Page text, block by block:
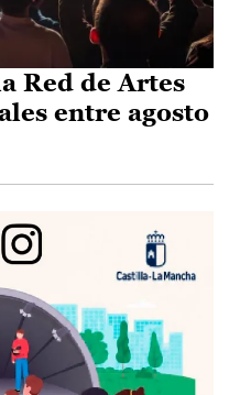
Red de Artes
entre agosto